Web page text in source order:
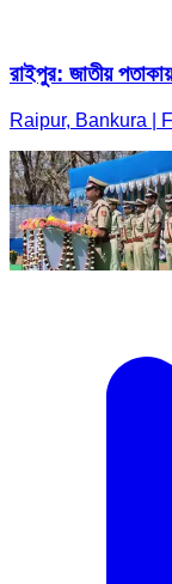
রাইপুর: জাতীয়
Raipur, Bankura |